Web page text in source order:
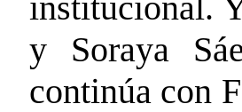
y Soraya
continúa con